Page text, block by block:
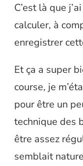
C’est là que
calculer, à
enregistrer
Et ça a super
course, je
pour être un
technique des
être assez
semblait